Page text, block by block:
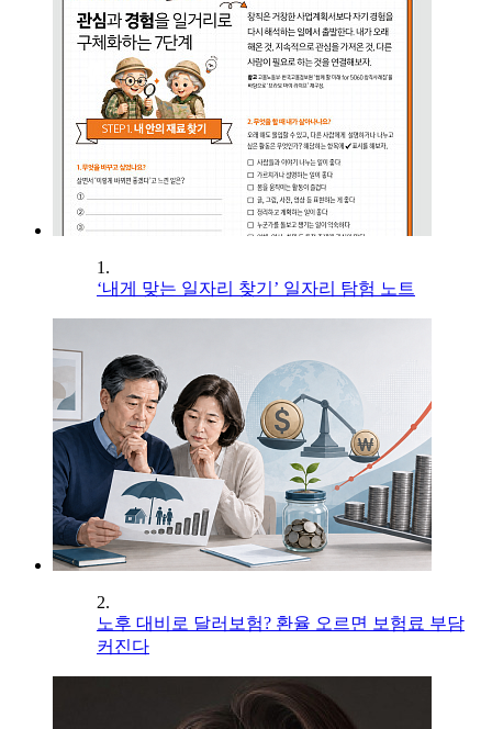
1.
‘내게 맞는 일자리 찾기’ 일자리 탐험 노트
2.
노후 대비로 달러보험? 환율 오르면 보험료 부담
커진다